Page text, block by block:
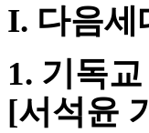
마
러
약
국
주
소
I. 다음세
1. 기독
[서석윤